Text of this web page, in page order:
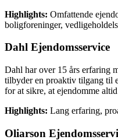
Highlights: Omfattende
boligforeninger,
Dahl Ejendomsservice
Dahl har over 15 års erfaring
tilbyder en proaktiv tilgang til
for at sikre, at ejendomme
Highlights: Lang erfaring,
Oliarson